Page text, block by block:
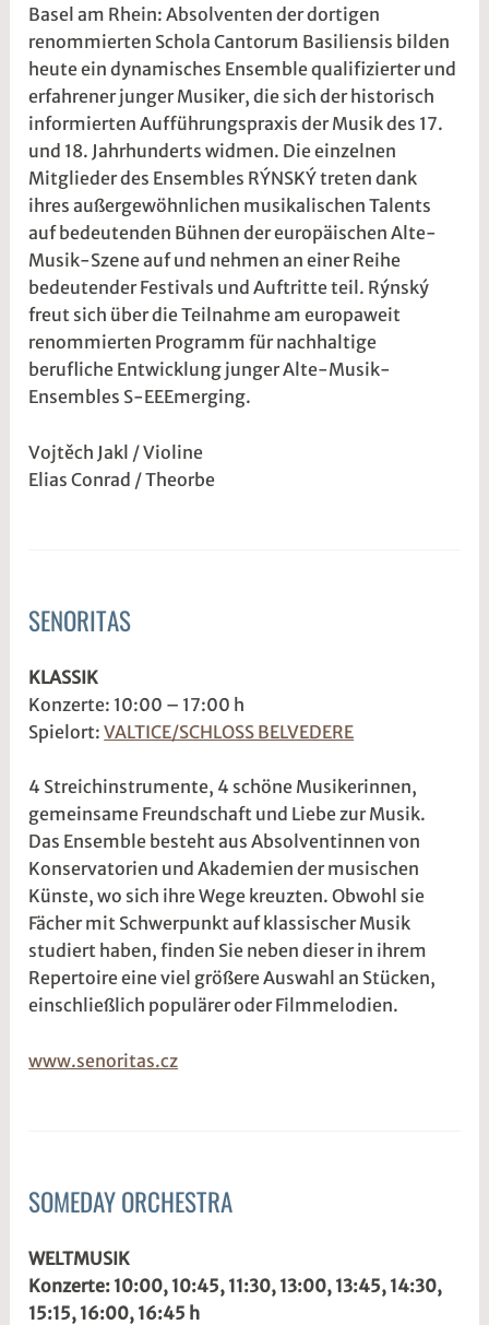
0
2
6
5
r
2
t
@
Basel am Rhein: Absolventen der dortigen
renommierten Schola Cantorum Basiliensis bilden
heute ein dynamisches Ensemble qualifizierter und
erfahrener junger Musiker, die sich der historisch
informierten Aufführungspraxis der Musik des 17.
und 18. Jahrhunderts widmen. Die einzelnen
Mitglieder des Ensembles RÝNSKÝ treten dank
ihres außergewöhnlichen musikalischen Talents
auf bedeutenden Bühnen der europäischen Alte-
Musik-Szene auf und nehmen an einer Reihe
bedeutender Festivals und Auftritte teil. Rýnský
freut sich über die Teilnahme am europaweit
renommierten Programm für nachhaltige
berufliche Entwicklung junger Alte-Musik-
Ensembles S-EEEmerging.
Vojtěch Jakl / Violine
Elias Conrad / Theorbe
ALLGEMEIN
SENORITAS
.
M
ä
z
2
0
2
6
1
d
w
w
e
5
r
2
t
@
KLASSIK
Konzerte: 10:00 – 17:00 h
Spielort:VALTICE/SCHLOSS BELVEDERE
4 Streichinstrumente, 4 schöne Musikerinnen,
gemeinsame Freundschaft und Liebe zur Musik.
Das Ensemble besteht aus Absolventinnen von
Konservatorien und Akademien der musischen
Künste, wo sich ihre Wege kreuzten. Obwohl sie
Fächer mit Schwerpunkt auf klassischer Musik
studiert haben, finden Sie neben dieser in ihrem
Repertoire eine viel größere Auswahl an Stücken,
einschließlich populärer oder Filmmelodien.
www.senoritas.cz
ALLGEMEIN
SOMEDAY ORCHESTRA
.
M
ä
1
d
w
WELTMUSIK
Konzerte: 10:00, 10:45, 11:30, 13:00, 13:45, 14:30,
15:15, 16:00, 16:45 h